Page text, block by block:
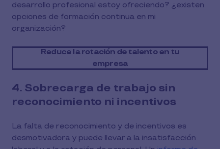
desarrollo profesional estoy ofreciendo? ¿existen
opciones de formación continua en mi
organización?
Reduce la rotación de talento en tu
empresa
4. Sobrecarga de trabajo sin
reconocimiento ni incentivos
La falta de reconocimiento y de incentivos es
desmotivadora y puede llevar a la insatisfacción